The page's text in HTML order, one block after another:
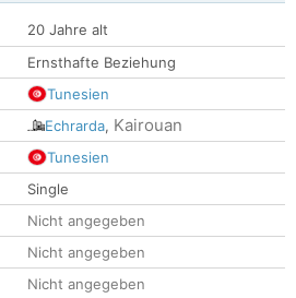
20 Jahre alt
Ernsthafte Beziehung
Tunesien
Echrarda, Kairouan
Tunesien
Single
Nicht angegeben
Nicht angegeben
Nicht angegeben